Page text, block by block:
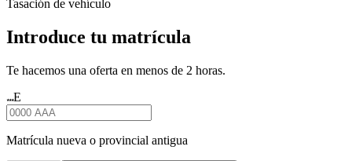
Tasación de vehículo
Introduce tu matrícula
Te hacemos una oferta en menos de 2 horas.
★★★E
Matrícula nueva o provincial antigua